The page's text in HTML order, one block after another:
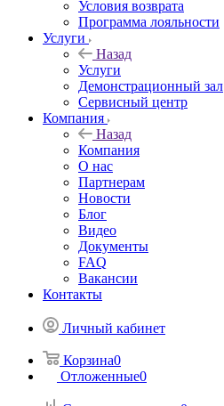
Условия возврата
Программа лояльности
Услуги
Назад
Услуги
Демонстрационный зал
Сервисный центр
Компания
Назад
Компания
О нас
Партнерам
Новости
Блог
Видео
Документы
FAQ
Вакансии
Контакты
Личный кабинет
Корзина0
Отложенные0